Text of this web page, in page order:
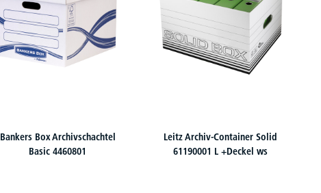
Bankers Box Archivschachtel
Basic 4460801
Leitz Archiv-Container Solid
61190001 L +Deckel ws